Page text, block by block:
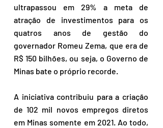
ultrapassou em 29% a meta de
atração de investimentos para os
quatros anos de gestão do
governador Romeu Zema, que era de
R$ 150 bilhões, ou seja, o Governo de
Minas bate o próprio recorde.
A iniciativa contribuiu para a criação
de 102 mil novos empregos diretos
em Minas somente em 2021. Ao todo,